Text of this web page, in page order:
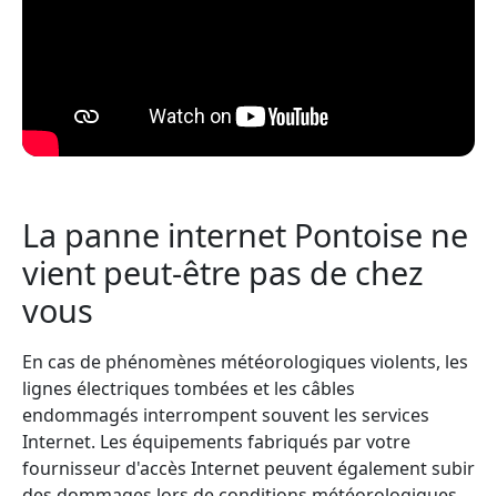
La panne internet Pontoise ne
vient peut-être pas de chez
vous
En cas de phénomènes météorologiques violents, les
lignes électriques tombées et les câbles
endommagés interrompent souvent les services
Internet. Les équipements fabriqués par votre
fournisseur d'accès Internet peuvent également subir